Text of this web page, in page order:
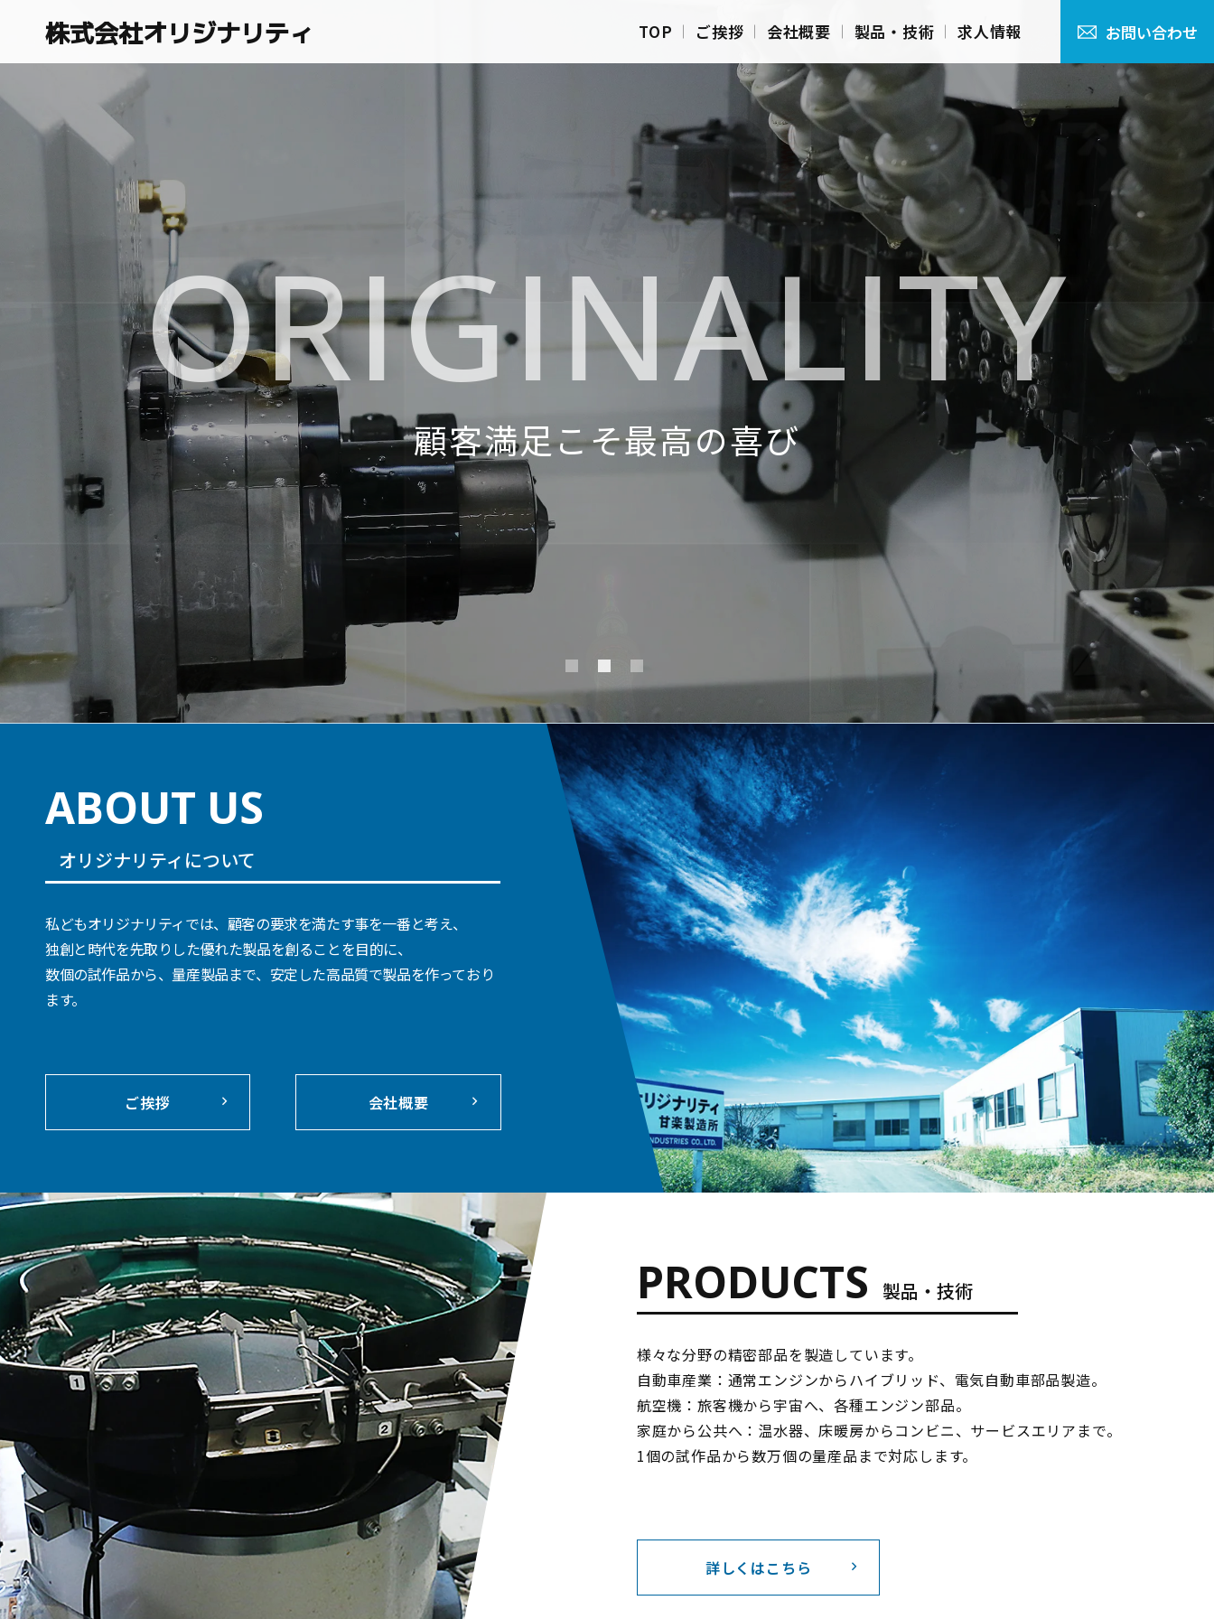
株式会社オリジナリティ TOP ご挨拶 会社概要 製品・技術 求人情報 お問い合わせ
ORIGINALITY
顧客満足こそ最高の喜び
ABOUT US
オリジナリティについて
私どもオリジナリティでは、顧客の要求を満たす事を一番と考え、
独創と時代を先取りした優れた製品を創ることを目的に、
数個の試作品から、量産製品まで、安定した高品質で製品を作っており
ます。
ご挨拶 会社概要
PRODUCTS 製品・技術
様々な分野の精密部品を製造しています。
自動車産業：通常エンジンからハイブリッド、電気自動車部品製造。
航空機：旅客機から宇宙へ、各種エンジン部品。
家庭から公共へ：温水器、床暖房からコンビニ、サービスエリアまで。
1個の試作品から数万個の量産品まで対応します。
詳しくはこちら